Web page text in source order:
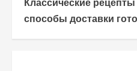
Классические
способы доставки